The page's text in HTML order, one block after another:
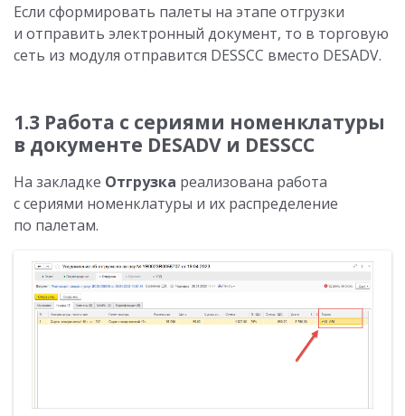
Если сформировать палеты на этапе отгрузки
и отправить электронный документ, то в торговую
сеть из модуля отправится DESSCC вместо DESADV.
1.3 Работа с сериями номенклатуры
в документе DESADV и DESSCC
На закладке Отгрузка реализована работа
с сериями номенклатуры и их распределение
по палетам.